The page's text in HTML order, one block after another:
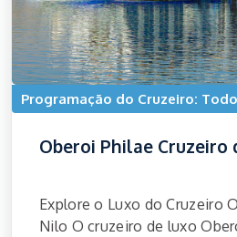
Programação do Cruzeiro:
Oberoi Philae Cruzeiro
Explore o Luxo do Cruzeiro
Nilo O cruzeiro de luxo